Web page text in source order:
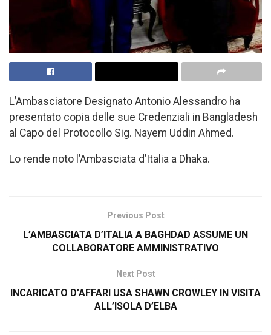
L’Ambasciatore Designato Antonio Alessandro ha
presentato copia delle sue Credenziali in Bangladesh
al Capo del Protocollo Sig. Nayem Uddin Ahmed.
Lo rende noto l’Ambasciata d’Italia a Dhaka.
Previous Post
L’AMBASCIATA D’ITALIA A BAGHDAD ASSUME UN
COLLABORATORE AMMINISTRATIVO
Next Post
INCARICATO D’AFFARI USA SHAWN CROWLEY IN VISITA
ALL’ISOLA D’ELBA